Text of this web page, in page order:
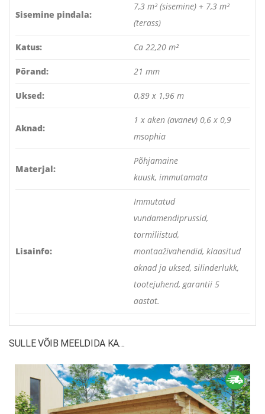
Sisemine pindala:
7,3 m² (sisemine) + 7,3 m²
(terass)
Katus: Ca 22,20 m²
Põrand: 21 mm
Uksed: 0,89 x 1,96 m
Aknad:
1 x aken (avanev) 0,6 x 0,9
msophia
Materjal:
Põhjamaine
kuusk, immutamata
Lisainfo:
Immutatud
vundamendiprussid,
tormiliistud,
montaaživahendid, klaasitud
aknad ja uksed, silinderlukk,
tootejuhend, garantii 5
aastat.
SULLE VÕIB MEELDIDA KA…